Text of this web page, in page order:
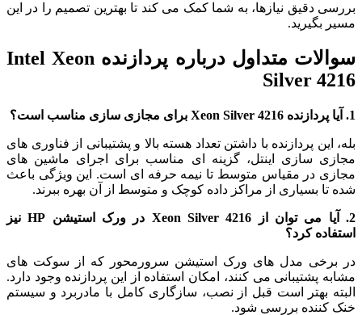
بررسی دقیق نیازها، به شما کمک می‌ کند تا بهترین تصمیم را در این
مسیر بگیرید.
سوالات متداول درباره پردازنده Intel Xeon
Silver 4216
1. آیا پردازنده Xeon Silver 4216 برای مجازی‌ سازی مناسب است؟
بله، این پردازنده با داشتن تعداد هسته بالا و پشتیبانی از فناوری‌ های
مجازی‌ سازی اینتل، گزینه‌ ای مناسب برای اجرای ماشین‌ های
مجازی در مقیاس متوسط تا نیمه‌ حرفه‌ ای است. این ویژگی باعث
شده تا بسیاری از مراکز داده کوچک و متوسط از آن بهره ببرند.
2. آیا می‌ توان از Xeon Silver 4216 در ورک استیشن HP نیز
استفاده کرد؟
در برخی مدل‌ های ورک استیشن سرورمحور که از سوکت‌ های
مشابه پشتیبانی می‌ کنند، امکان استفاده از این پردازنده وجود دارد.
البته بهتر است قبل از نصب، سازگاری کامل با مادربرد و سیستم
خنک‌ کننده بررسی شود.